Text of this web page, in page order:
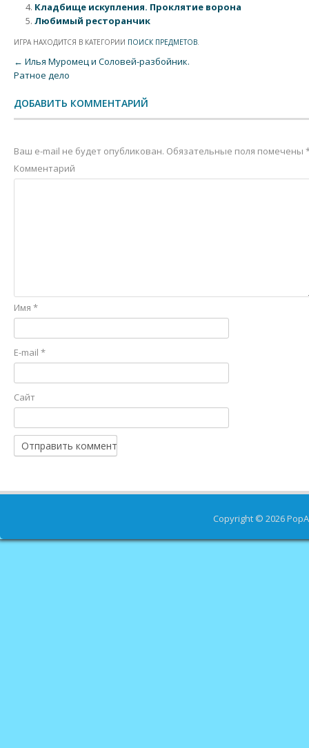
Кладбище искупления. Проклятие ворона
Любимый ресторанчик
ИГРА НАХОДИТСЯ В КАТЕГОРИИ ПОИСК ПРЕДМЕТОВ.
Post navigation
← Илья Муромец и Соловей-разбойник.
Ратное дело
ДОБАВИТЬ КОММЕНТАРИЙ
Ваш e-mail не будет опубликован. Обязательные поля помечены
Комментарий
Имя *
E-mail *
Сайт
Copyright © 2026